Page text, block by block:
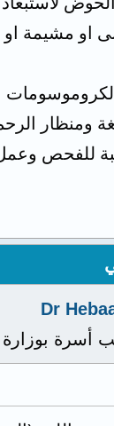
او مشيمة او
ومنظار الرحم
للفحص
Dr
أسرة بوزارة